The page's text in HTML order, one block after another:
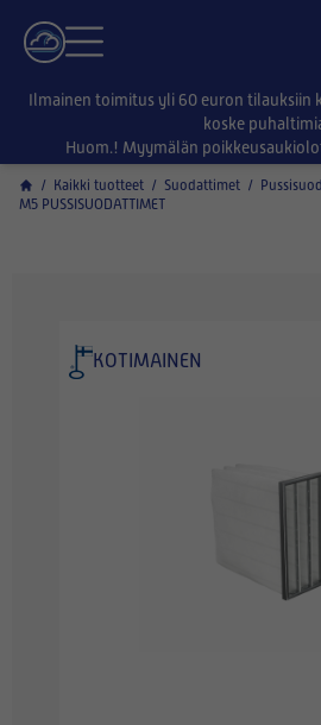
Ilmainen toimitus yli 60 euron tilauksiin
koske
Huom.! Myymälän
/ Kaikki tuotteet / Suodattimet /
M5 PUSSISUODATTIMET
KOTIMAINEN